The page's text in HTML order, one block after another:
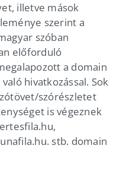
illetve mások
szerint a
szóban
előforduló
a domain
hivatkozással. Sok
szórészletet
is végeznek
stb. domain